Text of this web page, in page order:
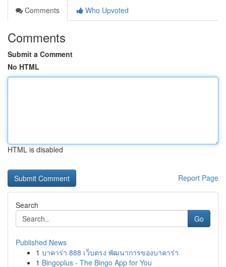
Comments
Who Upvoted
Comments
Submit a Comment
No HTML
HTML is disabled
Report Page
Search
Go
Published News
1 บาคาร่า 888 เว็บตรง พัฒนาการของบาคาร่า
1 Bingoplus - The Bingo App for You